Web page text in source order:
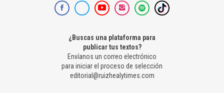
¿Buscas una plataforma para
publicar tus textos?
Envíanos un correo electrónico
para iniciar el proceso de selección
editorial@ruizhealytimes.com